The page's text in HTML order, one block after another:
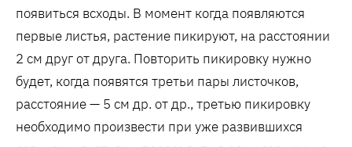
появиться всходы. В момент когда появляются
первые листья, растение пикируют, на расстоянии
2 см друг от друга. Повторить пикировку нужно
будет, когда появятся третьи пары листочков,
расстояние — 5 см др. от др., третью пикировку
необходимо произвести при уже развившихся